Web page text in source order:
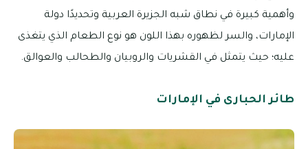
وأهمية كبيرة في نطاق شبه الجزيرة العربية وتحديدًا دولة
الإمارات، والسر لظهوره بهذا اللون هو نوع الطعام الذي يتغذى
عليه؛ حيث يتمثل في القشريات والروبيان والطحالب والعوالق.
طائر الحبارى في الإمارات